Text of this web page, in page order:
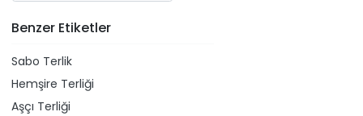
Benzer Etiketler
Sabo Terlik
Hemşire Terliği
Aşçı Terliği